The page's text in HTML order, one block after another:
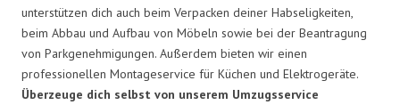
unterstützen dich auch beim Verpacken deiner Habseligkeiten,
beim Abbau und Aufbau von Möbeln sowie bei der Beantragung
von Parkgenehmigungen. Außerdem bieten wir einen
professionellen Montageservice für Küchen und Elektrogeräte.
Überzeuge dich selbst von unserem Umzugsservice